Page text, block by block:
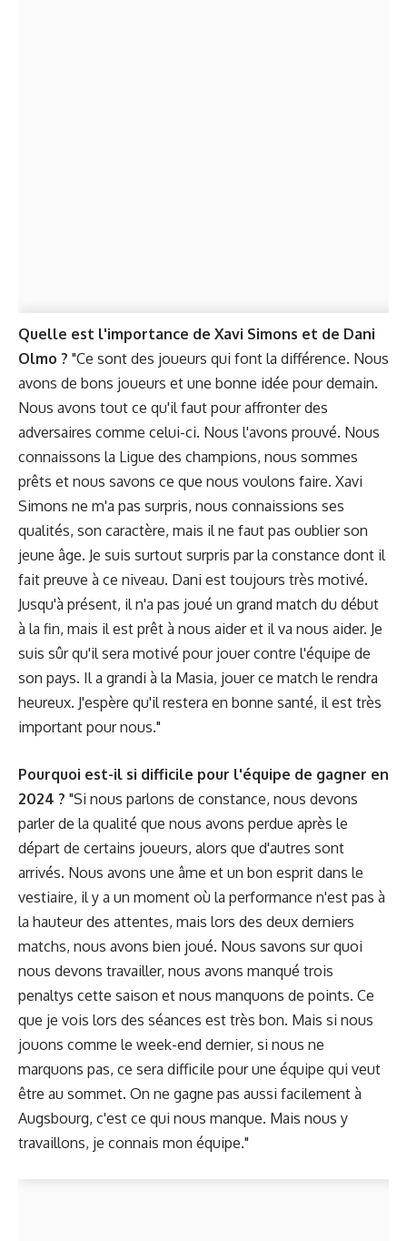
Quelle est l'importance de Xavi Simons et de Dani
Olmo ? "Ce sont des joueurs qui font la différence. Nous
avons de bons joueurs et une bonne idée pour demain.
Nous avons tout ce qu'il faut pour affronter des
adversaires comme celui-ci. Nous l'avons prouvé. Nous
connaissons la Ligue des champions, nous sommes
prêts et nous savons ce que nous voulons faire. Xavi
Simons ne m'a pas surpris, nous connaissions ses
qualités, son caractère, mais il ne faut pas oublier son
jeune âge. Je suis surtout surpris par la constance dont il
fait preuve à ce niveau. Dani est toujours très motivé.
Jusqu'à présent, il n'a pas joué un grand match du début
à la fin, mais il est prêt à nous aider et il va nous aider. Je
suis sûr qu'il sera motivé pour jouer contre l'équipe de
son pays. Il a grandi à la Masia, jouer ce match le rendra
heureux. J'espère qu'il restera en bonne santé, il est très
important pour nous."
Pourquoi est-il si difficile pour l'équipe de gagner en
2024 ? "Si nous parlons de constance, nous devons
parler de la qualité que nous avons perdue après le
départ de certains joueurs, alors que d'autres sont
arrivés. Nous avons une âme et un bon esprit dans le
vestiaire, il y a un moment où la performance n'est pas à
la hauteur des attentes, mais lors des deux derniers
matchs, nous avons bien joué. Nous savons sur quoi
nous devons travailler, nous avons manqué trois
penaltys cette saison et nous manquons de points. Ce
que je vois lors des séances est très bon. Mais si nous
jouons comme le week-end dernier, si nous ne
marquons pas, ce sera difficile pour une équipe qui veut
être au sommet. On ne gagne pas aussi facilement à
Augsbourg, c'est ce qui nous manque. Mais nous y
travaillons, je connais mon équipe."